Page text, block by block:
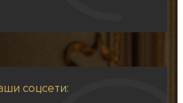
соцсети: